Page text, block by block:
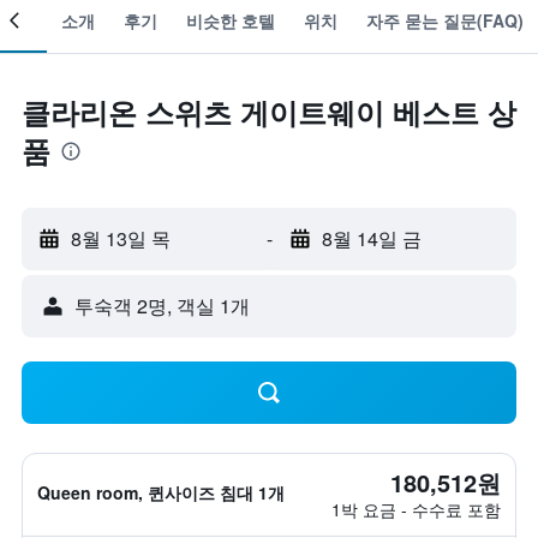
객실 소개 후기 비슷한 호텔 위치 자주 묻는 질문(FAQ)
클라리온 스위츠 게이트웨이 베스트 상
품
8월 13일 목 - 8월 14일 금
​투숙객 2​명, ​객실 1개
Queen room, 퀸사이즈 침대 1개 180,512원
1박 요금 - 수수료 포함